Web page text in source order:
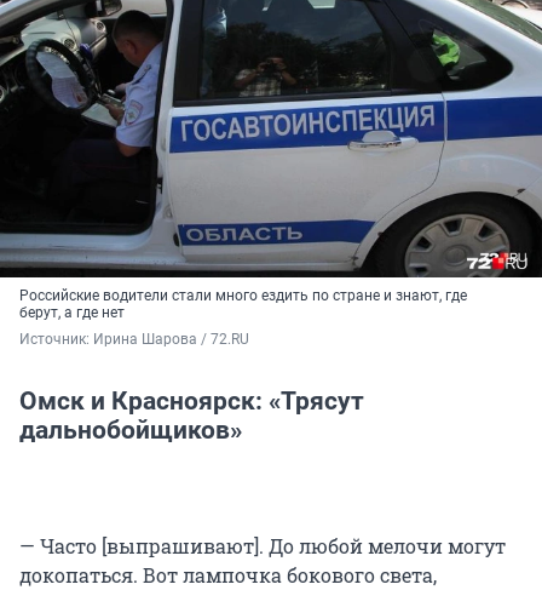
Российские водители стали много ездить по стране и знают, где
берут, а где нет
Источник: Ирина Шарова / 72.RU
Омск и Красноярск: «Трясут
дальнобойщиков»
— Часто [выпрашивают]. До любой мелочи могут
докопаться. Вот лампочка бокового света,